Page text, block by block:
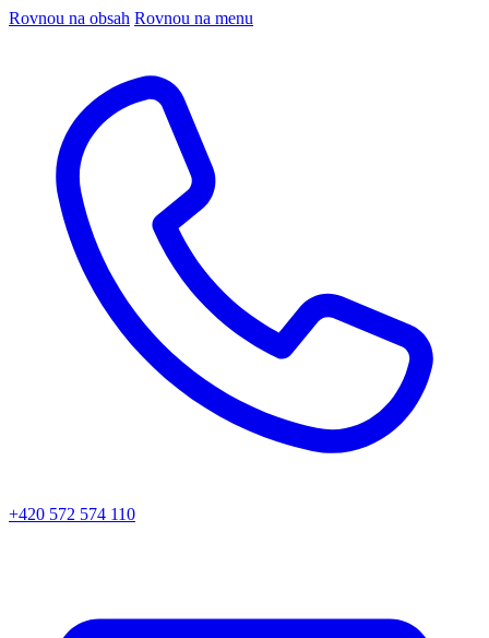
Rovnou na obsah Rovnou na menu
+420 572 574 110